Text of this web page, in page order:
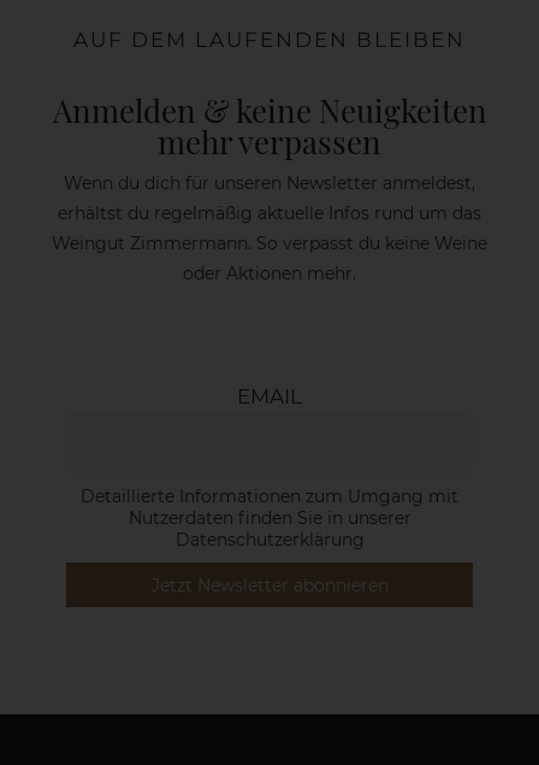
AUF DEM LAUFENDEN BLEIBEN
Anmelden & keine Neuigkeiten
mehr verpassen
Wenn du dich für unseren Newsletter anmeldest,
erhältst du regelmäßig aktuelle Infos rund um das
Weingut Zimmermann. So verpasst du keine Weine
oder Aktionen mehr.
EMAIL
Detaillierte Informationen zum Umgang mit
Nutzerdaten finden Sie in unserer
Datenschutzerklärung